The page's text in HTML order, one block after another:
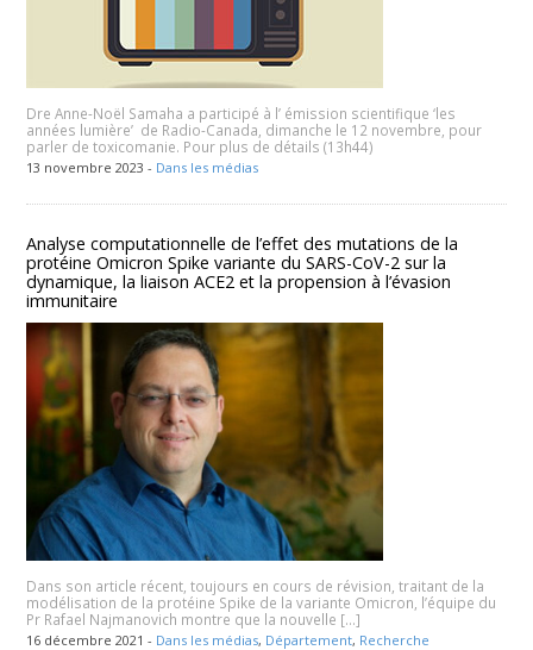
Dre Anne-Noël Samaha a participé à l’ émission scientifique ‘les
années lumière’ de Radio-Canada, dimanche le 12 novembre, pour
parler de toxicomanie. Pour plus de détails (13h44)
13 novembre 2023 - Dans les médias
Analyse computationnelle de l’effet des mutations de la
protéine Omicron Spike variante du SARS-CoV-2 sur la
dynamique, la liaison ACE2 et la propension à l’évasion
immunitaire
Dans son article récent, toujours en cours de révision, traitant de la
modélisation de la protéine Spike de la variante Omicron, l’équipe du
Pr Rafael Najmanovich montre que la nouvelle […]
16 décembre 2021 - Dans les médias, Département, Recherche